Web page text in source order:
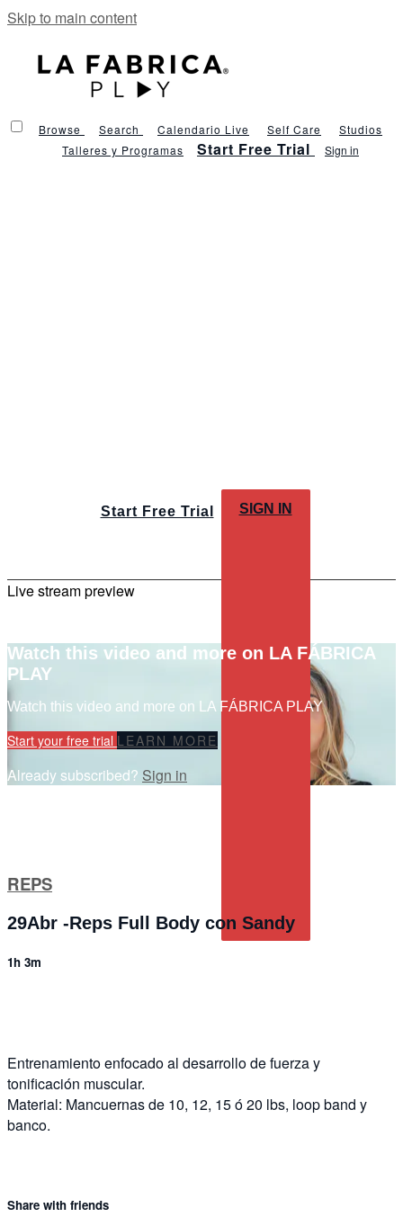
Skip to main content
Browse Search Calendario Live Self Care
Studios
Talleres y Programas
Start Free Trial Sign in
Start Free Trial SIGN IN
Live stream preview
Watch this video and more on LA FÁBRICA
PLAY
Watch this video and more on LA FÁBRICA PLAY
Start your free trial LEARN MORE
Already subscribed? Sign in
REPS
29Abr -Reps Full Body con Sandy
1h 3m
Entrenamiento enfocado al desarrollo de fuerza y
tonificación muscular.
Material: Mancuernas de 10, 12, 15 ó 20 lbs, loop band y
banco.
Share with friends